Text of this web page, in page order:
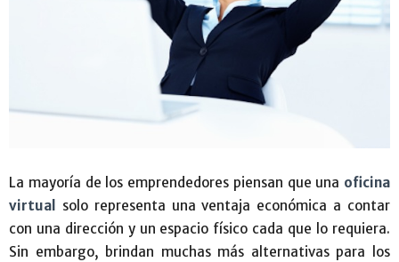
La mayoría de los emprendedores piensan que una oficina
virtual
solo representa una ventaja económica a contar
con una dirección y un espacio físico cada que lo requiera.
Sin embargo, brindan muchas más alternativas para los